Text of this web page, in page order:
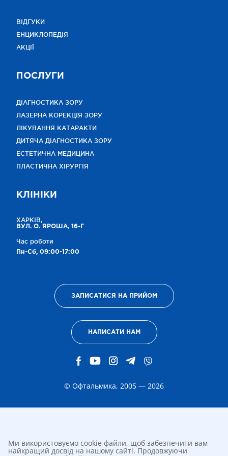
ВІДГУКИ
ЕНЦИКЛОПЕДІЯ
АКЦІЇ
ПОСЛУГИ
ДІАГНОСТИКА ЗОРУ
ЛАЗЕРНА КОРЕКЦІЯ ЗОРУ
ЛІКУВАННЯ КАТАРАКТИ
ДИТЯЧА ДІАГНОСТИКА ЗОРУ
ЕСТЕТИЧНА МЕДИЦИНА
ПЛАСТИЧНА ХІРУРГІЯ
КЛІНІКИ
ХАРКІВ,
ВУЛ. О. ЯРОША, 16-Г
Час роботи
Пн-Сб, 09:00-17:00
ЗАПИСАТИСЯ НА ПРИЙОМ
НАПИСАТИ НАМ
© Офтальмика, 2005 — 2026
Ми використовуємо cookie файли, щоб забезпечити вам
найкращий досвід на нашому сайті. Продовжуючи